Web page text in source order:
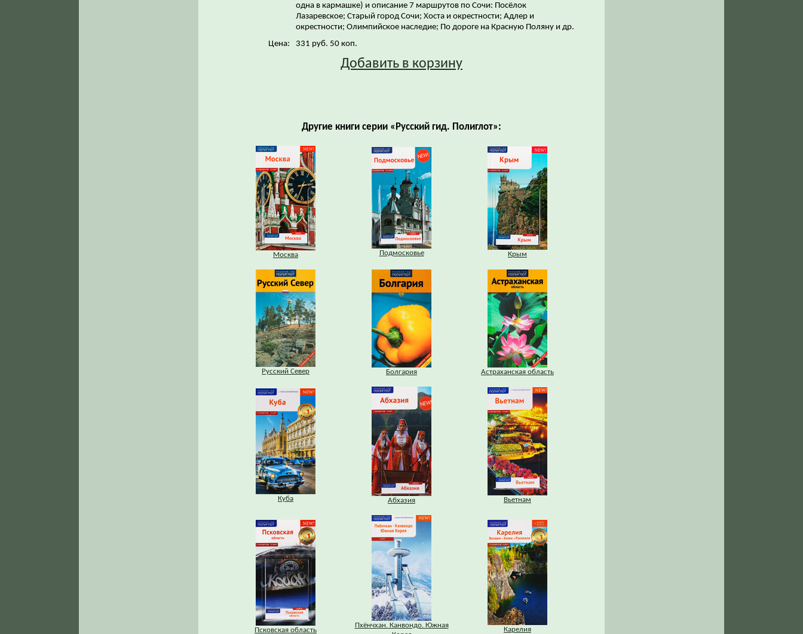
одна в кармашке) и описание 7 маршрутов по Сочи: Посёлок
Лазаревское; Старый город Сочи; Хоста и окрестности; Адлер и
окрестности; Олимпийское наследие; По дороге на Красную Поляну и др.
Цена:
331 руб. 50 коп.
Добавить в корзину
Другие книги серии «Русский гид. Полиглот»:
Москва Подмосковье Крым
Русский Север Болгария Астраханская область
Куба Абхазия Вьетнам
Псковская область
Пхёнчхан. Канвондо. Южная
Карелия